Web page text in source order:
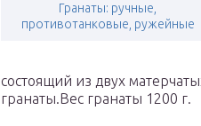
Гранаты: ручные,
противотанковые, ружейные
состоящий из двух
гранаты.Вес гранаты 1200 г.